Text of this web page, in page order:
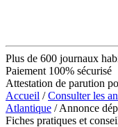
Plus de 600 journaux
Paiement 100% sécurisé
Attestation de parution
Accueil /Consulter les
Atlantique / Annonce
Fiches pratiques et